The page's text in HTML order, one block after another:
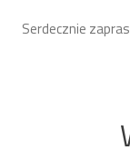
Serdecznie